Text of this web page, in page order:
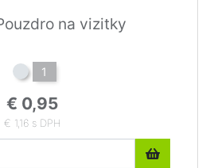
na vizitky
1
€ 0,95
€ 1,16 s DPH